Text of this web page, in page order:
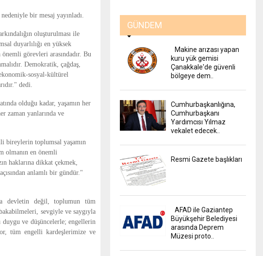
bir mesaj yayınladı.
oluşturulması ile
duyarlılığı en yüksek
görevleri arasındadır. Bu
Demokratik, çağdaş,
sosyal-kültürel
dedi.
olduğu kadar, yaşamın her
zaman yanlarında ve
bireylerin toplumsal yaşamın
olmanın en önemli
haklarına dikkat çekmek,
anlamlı bir gündür."
devletin değil, toplumun tüm
sevgiyle ve saygıyla
ve düşüncelerle; engellerin
tüm engelli kardeşlerimize ve
GÜNDEM
Makine arızası yapan
kuru yük gemisi
Çanakkale'de güvenli
bölgeye dem..
Cumhurbaşkanlığına,
Cumhurbaşkanı
Yardımcısı Yılmaz
vekalet edecek..
Resmi Gazete başlıkları
AFAD ile Gaziantep
Büyükşehir Belediyesi
arasında Deprem
Müzesi proto..